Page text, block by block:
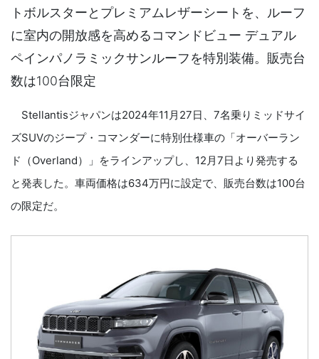
トボルスターとプレミアムレザーシートを、ルーフ
に室内の開放感を高めるコマンドビュー デュアル
ペインパノラミックサンルーフを特別装備。販売台
数は100台限定
Stellantisジャパンは2024年11月27日、7名乗りミッドサイ
ズSUVのジープ・コマンダーに特別仕様車の「オーバーラン
ド（Overland）」をラインアップし、12月7日より発売する
と発表した。車両価格は634万円に設定で、販売台数は100台
の限定だ。